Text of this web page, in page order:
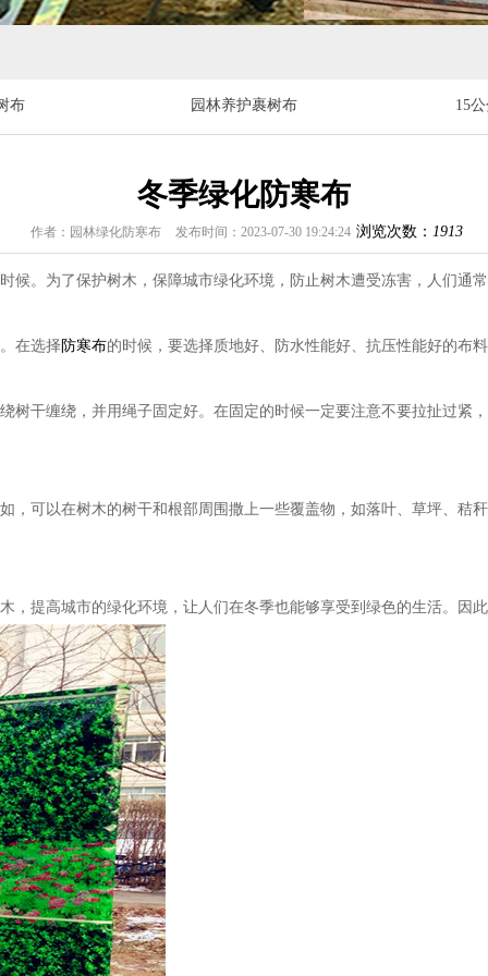
布 园林养护裹树布 15
冬季绿化防寒布
作者：园林绿化防寒布 发布时间：2023-07-30 19:24:24 浏览次数： 1913
候。为了保护树木，保障城市绿化环境，防止树木遭受冻害，人们通
在选择 防寒布的时候，要选择质地好、防水性能好、抗压性能好的布
树干缠绕，并用绳子固定好。在固定的时候一定要注意不要拉扯过紧
，可以在树木的树干和根部周围撒上一些覆盖物，如落叶、草坪、秸
，提高城市的绿化环境，让人们在冬季也能够享受到绿色的生活。因